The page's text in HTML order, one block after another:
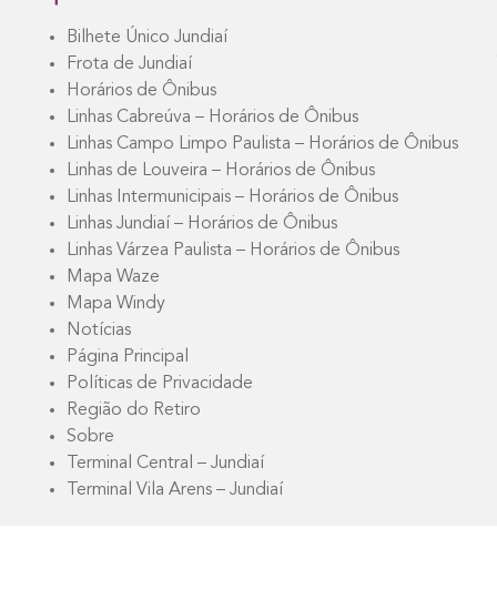
Bilhete Único Jundiaí
Frota de Jundiaí
Horários de Ônibus
Linhas Cabreúva – Horários de Ônibus
Linhas Campo Limpo Paulista – Horários de Ônibus
Linhas de Louveira – Horários de Ônibus
Linhas Intermunicipais – Horários de Ônibus
Linhas Jundiaí – Horários de Ônibus
Linhas Várzea Paulista – Horários de Ônibus
Mapa Waze
Mapa Windy
Notícias
Página Principal
Políticas de Privacidade
Região do Retiro
Sobre
Terminal Central – Jundiaí
Terminal Vila Arens – Jundiaí